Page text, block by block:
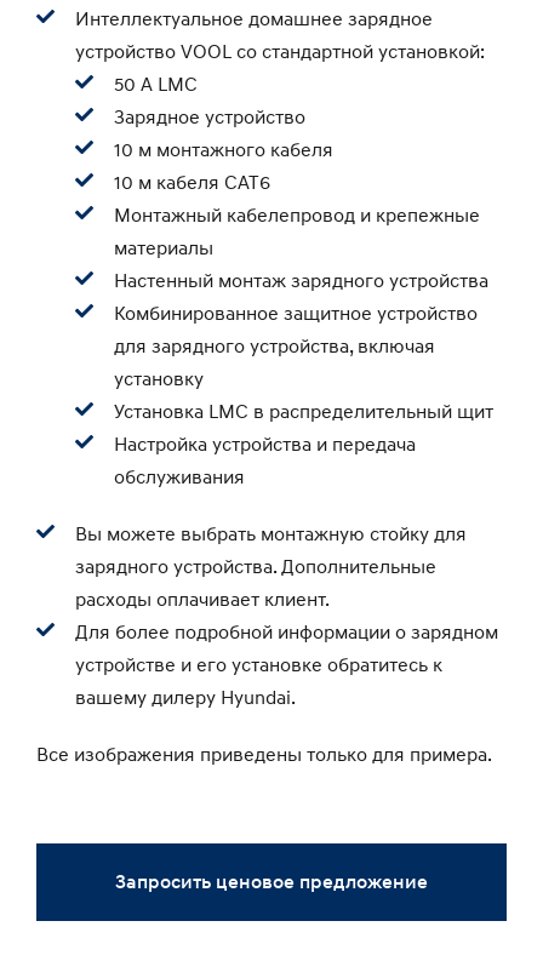
Интеллектуальное домашнее зарядное
устройство VOOL со стандартной установкой:
50 А LMC
Зарядное устройство
10 м монтажного кабеля
10 м кабеля CAT6
Монтажный кабелепровод и крепежные
материалы
Настенный монтаж зарядного устройства
Комбинированное защитное устройство
для зарядного устройства, включая
установку
Установка LMC в распределительный щит
Настройка устройства и передача
обслуживания
Вы можете выбрать монтажную стойку для
зарядного устройства. Дополнительные
расходы оплачивает клиент.
Для более подробной информации о зарядном
устройстве и его установке обратитесь к
вашему дилеру Hyundai.
Все изображения приведены только для примера.
Запросить ценовое предложение